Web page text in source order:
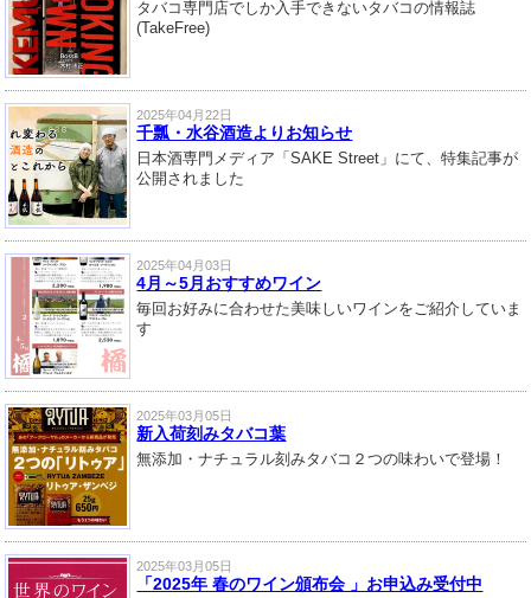
タバコ専門店でしか入手できないタバコの情報誌
(TakeFree)
2025年04月22日
千瓢・水谷酒造よりお知らせ
日本酒専門メディア「SAKE Street」にて、特集記事が
公開されました
2025年04月03日
4月～5月おすすめワイン
毎回お好みに合わせた美味しいワインをご紹介していま
す
2025年03月05日
新入荷刻みタバコ葉
無添加・ナチュラル刻みタバコ２つの味わいで登場！
2025年03月05日
「2025年 春のワイン頒布会 」お申込み受付中